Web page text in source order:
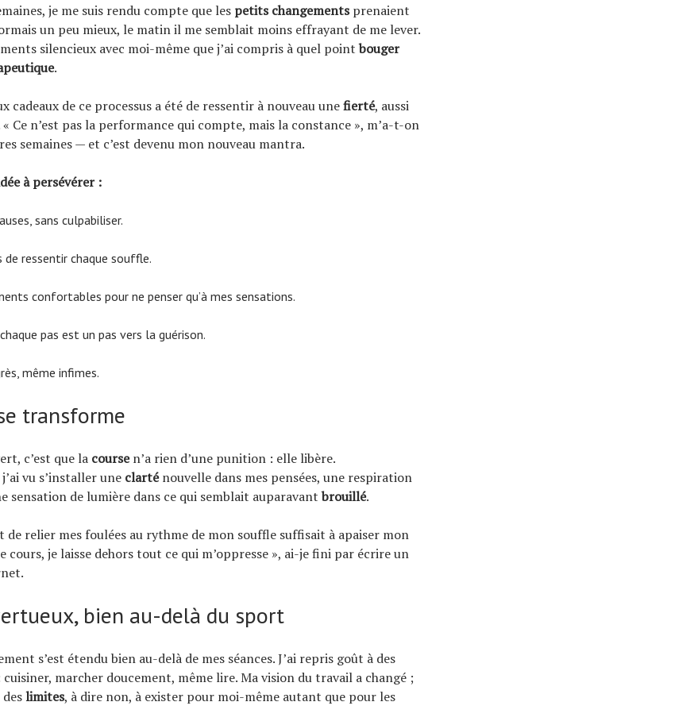
je me suis rendu compte que les petits changementsprenaient
un peu mieux, le matin il me semblait moins effrayant de me lever.
silencieux avec moi-même que j’ai compris à quel pointbouger
.
cadeaux de ce processus a été de ressentir à nouveau unefierté, aussi
Ce n’est pas la performance qui compte, mais la constance », m’a-t-on
semaines — et c’est devenu mon nouveau mantra.
à persévérer :
sans culpabiliser.
de ressentir chaque souffle.
confortables pour ne penser qu’à mes sensations.
pas est un pas vers la guérison.
même infimes.
transforme
c’est que la coursen’a rien d’une punition : elle libère.
vu s’installer une clarténouvelle dans mes pensées, une respiration
sensation de lumière dans ce qui semblait auparavantbrouillé.
de relier mes foulées au rythme de mon souffle suffisait à apaiser mon
cours, je laisse dehors tout ce qui m’oppresse », ai-je fini par écrire un
bien au-delà du sport
s’est étendu bien au-delà de mes séances. J’ai repris goût à des
marcher doucement, même lire. Ma vision du travail a changé ;
limites, à dire non, à exister pour moi-même autant que pour les